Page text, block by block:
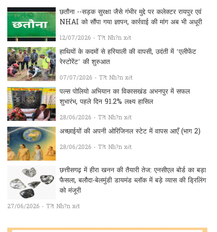
छतौना --सड़क सुरक्षा जैसे गंभीर मुद्दे पर कलेक्टर रायपुर एवं
NHAI को सौंपा गया ज्ञापन, कार्रवाई की मांग अब भी अधूरी
12/07/2026 - T?t Nh?n xét
हाथियों के कदमों से हरियाली की वापसी, उदंती में ‘एलीफेंट
रेस्टोरेंट’ की शुरुआत
07/07/2026 - T?t Nh?n xét
पल्स पोलियो अभियान का विकासखंड अभनपुर में सफल
शुभारंभ, पहले दिन 91.2% लक्ष्य हासिल
28/06/2026 - T?t Nh?n xét
अच्छाईयों की अपनी ओरिजिनल स्टेट में वापस आएँ (भाग 2)
28/06/2026 - T?t Nh?n xét
छत्तीसगढ़ में हीरा खनन की तैयारी तेज: एनसीएल बोर्ड का बड़ा
फैसला, बलौदा-बेलमुंडी डायमंड ब्लॉक में बड़े व्यास की ड्रिलिंग
को मंजूरी
27/06/2026 - T?t Nh?n xét